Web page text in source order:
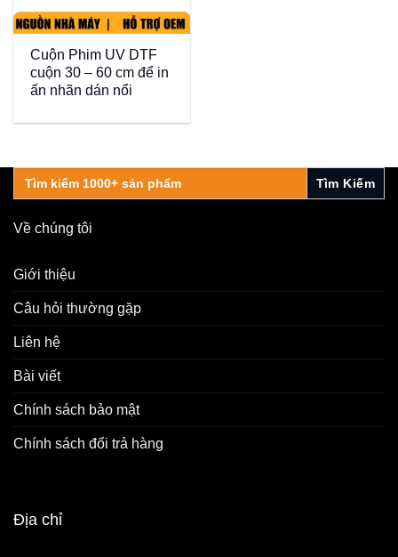
Cuộn Phim UV DTF
cuộn 30 – 60 cm để in
ấn nhãn dán nổi
Search
for:
Về chúng tôi
Giới thiệu
Câu hỏi thường gặp
Liên hệ
Bài viết
Chính sách bảo mật
Chính sách đổi trả hàng
Địa chỉ